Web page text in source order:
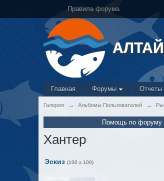
Правила форума
Главная Форумы Отчеты
Галерея → Альбомы Пользователей →
Помощь по форуму
Хантер
Эскиз (100 x 100)